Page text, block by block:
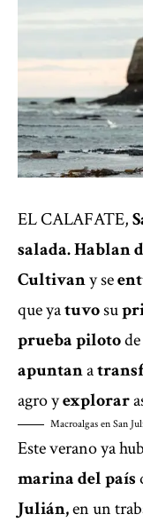
EL CALAFATE,
salada. Hablan
Cultivany se
que yatuvosu
prueba piloto
apuntana
agro yexplorar
Macroalgas en San
Este verano ya
marina del país
Julián,en un